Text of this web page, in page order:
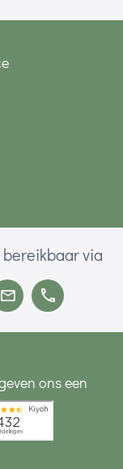
bereikbaar via
ons een